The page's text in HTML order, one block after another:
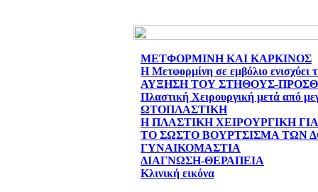
ΜΕΤΦΟΡΜΙΝΗ ΚΑΙ ΚΑΡΚΙΝΟΣ
Η Μετφορμίνη σε εμβόλιο ενισχύει
ΑΥΞΗΣΗ ΤΟΥ ΣΤΗΘΟΥΣ-
Πλαστική Χειρουργική μετά από
ΩΤΟΠΛΑΣΤΙΚΗ
Η ΠΛΑΣΤΙΚΗ ΧΕΙΡΟΥΡΓΙΚΗ
ΤΟ ΣΩΣΤΟ ΒΟΥΡΤΣΙΣΜΑ ΤΩΝ
ΓΥΝΑΙΚΟΜΑΣΤΙΑ
ΔΙΑΓΝΩΣΗ-ΘΕΡΑΠΕΙΑ
Κλινική εικόνα